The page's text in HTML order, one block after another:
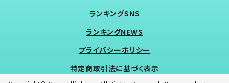
ランキングSNS
ランキングNEWS
プライバシーポリシー
特定商取引法に基づく表示